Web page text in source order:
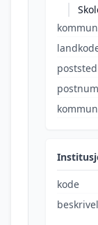
poststed
kode